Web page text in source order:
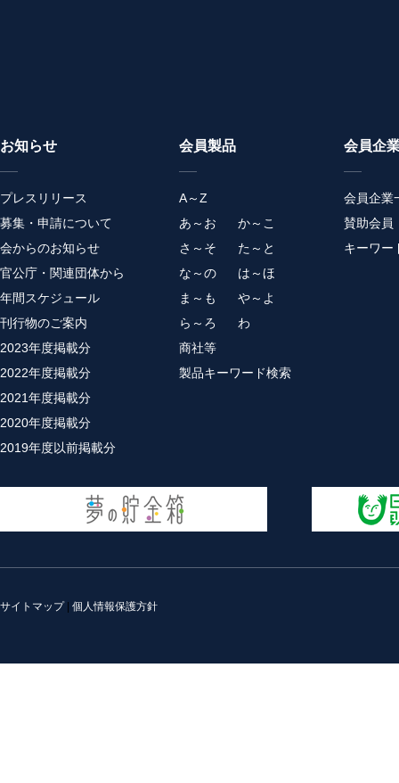
お知らせ
プレスリリース
募集・申請について
会からのお知らせ
官公庁・関連団体から
年間スケジュール
刊行物のご案内
2023年度掲載分
2022年度掲載分
2021年度掲載分
2020年度掲載分
2019年度以前掲載分
会員製品
A～Z
あ～お
か～こ
さ～そ
た～と
な～の
は～ほ
ま～も
や～よ
ら～ろ
わ
商社等
製品キーワード検索
会員企
会員企業
賛助会員
キーワー
サイトマップ| 個人情報保護方針